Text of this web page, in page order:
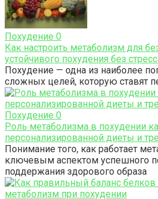
Похудение 0
Как настроить метаболизм для
устойчивого похудения без
Похудение — одна из наиболее
сложных целей, которую ставят
Похудение 0
Роль метаболизма в похудении
персонализированной диеты и
Понимание того, как работает
ключевым аспектом успешного
поддержания здорового образа